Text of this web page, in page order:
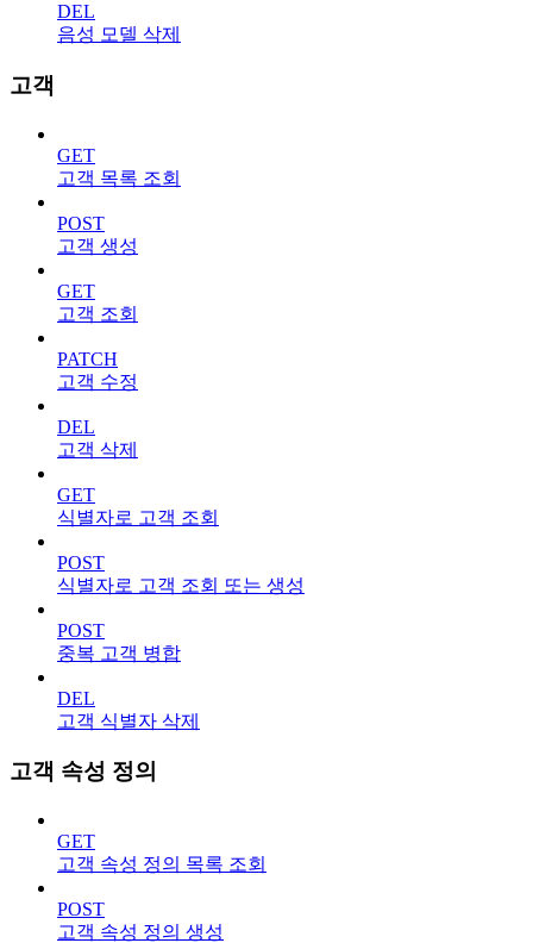
DEL
음성 모델 삭제
고객
GET
고객 목록 조회
POST
고객 생성
GET
고객 조회
PATCH
고객 수정
DEL
고객 삭제
GET
식별자로 고객 조회
POST
식별자로 고객 조회 또는 생성
POST
중복 고객 병합
DEL
고객 식별자 삭제
고객 속성 정의
GET
고객 속성 정의 목록 조회
POST
고객 속성 정의 생성